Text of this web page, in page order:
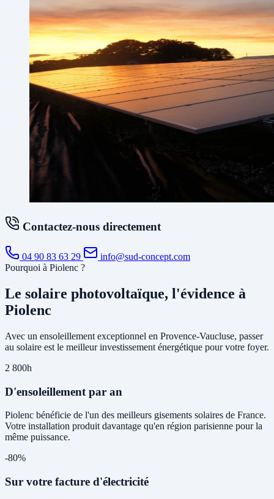
Contactez-nous directement
04 90 83 63 29
info@sud-concept.com
Pourquoi à Piolenc ?
Le solaire photovoltaïque, l'évidence à
Piolenc
Avec un ensoleillement exceptionnel en Provence-Vaucluse, passer
au solaire est le meilleur investissement énergétique pour votre foyer.
2 800h
D'ensoleillement par an
Piolenc bénéficie de l'un des meilleurs gisements solaires de France.
Votre installation produit davantage qu'en région parisienne pour la
même puissance.
-80%
Sur votre facture d'électricité